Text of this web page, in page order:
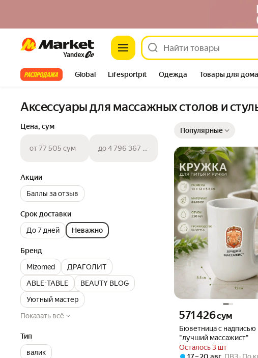
Market
Все хиты Global Lifesportpit Одежда Товары для дома
Аксессуары для массажных столов и
Цена, сум
от 77 505 сум до 4 796 367 сум
Акции
Баллы за отзыв
Срок доставки
До 7 дней
Неважно
Бренд
Mizomed
ДРАГОЛИТ
ABLE-TABLE
BEAUTY BLOG
Уютный мастер
Показать всё
Тип
валик
Популярные
Бюветница с надписью
"лучший массажист"
Осталось 3 шт
Цена 571426 сум вместо
571 426сум